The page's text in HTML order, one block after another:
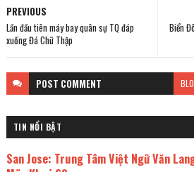
Biển
PREVIOUS
Lần đầu tiên máy bay quân sự TQ đáp
xuống Đá Chữ Thập
POST COMMENT
TIN NỔI BẬT
San Jose: Trung Tâm Việt Ngữ Văn